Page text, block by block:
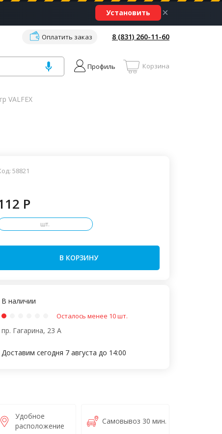
Установить ×
Оплатить заказ 8 (831) 260-11-60
Профиль Корзина
VALFEX
58821
P
шт.
В КОРЗИНУ
В наличии
Осталось менее 10 шт.
пр. Гагарина, 23 А
Доставим сегодня 7 августа до 14:00
Удобное
расположение
Самовывоз 30 мин.